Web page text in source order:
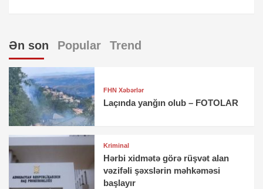
Ən son Popular Trend
FHN Xəbərlər
Laçında yanğın olub – FOTOLAR
Kriminal
Hərbi xidmətə görə rüşvət alan
vəzifəli şəxslərin məhkəməsi
başlayır